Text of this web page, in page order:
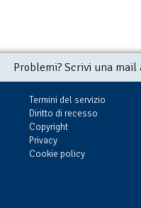
Problemi? Scrivi una
Termini del servizio
Diritto di recesso
Copyright
Privacy
Cookie policy